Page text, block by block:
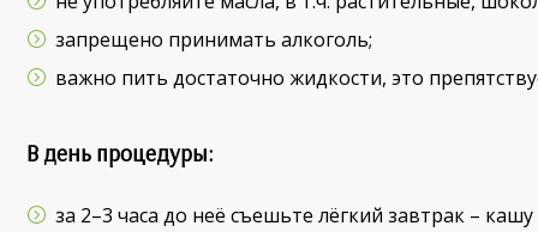
запрещено принимать алкоголь;
важно пить достаточно жидкости, это
В день процедуры:
за 2–3 часа до неё съешьте лёгкий завтрак –